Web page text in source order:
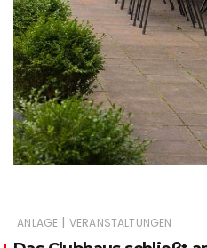
ANLAGE | VERANSTALTUNGEN